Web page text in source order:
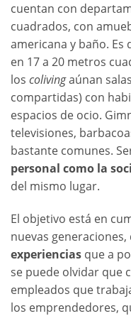
cuentan con
cuadrados, con
americana y baño. Es
en 17 a 20 metros
los colivingaúnan
compartidas) con
espacios de ocio.
televisiones,
bastante comunes.
personal como la
del mismo lugar.
El objetivo está en
nuevas generaciones,
experiencias que a
se puede olvidar que
empleados que
los emprendedores,